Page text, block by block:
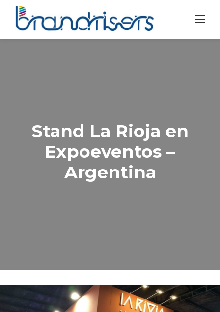
content
Stand La Rioja en
Expoeventos –
Argentina